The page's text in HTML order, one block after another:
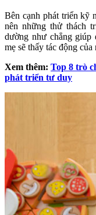
Bên cạnh phát triển kỹ
nên những thử thách
dường như chẳng giúp
mẹ sẽ thấy tác động
Xem thêm: Top 8 trò
phát triển tư duy